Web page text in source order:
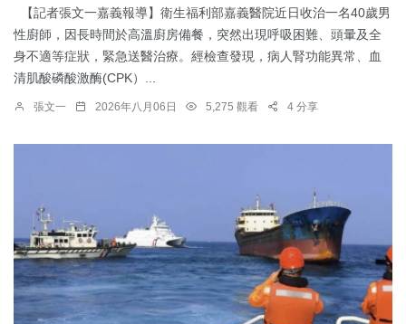
【記者張文一嘉義報導】衛生福利部嘉義醫院近日收治一名40歲男
性廚師，因長時間於高溫廚房備餐，突然出現呼吸困難、頭暈及全
身不適等症狀，緊急送醫治療。經檢查發現，病人腎功能異常、血
清肌酸磷酸激酶(CPK）...
張文一 2026年八月06日 5,275 觀看 4 分享